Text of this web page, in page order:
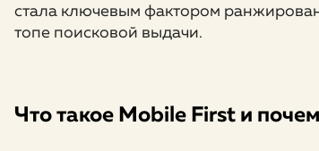
стала ключевым фактором
топе поисковой выдачи.
Что такое Mobile First и